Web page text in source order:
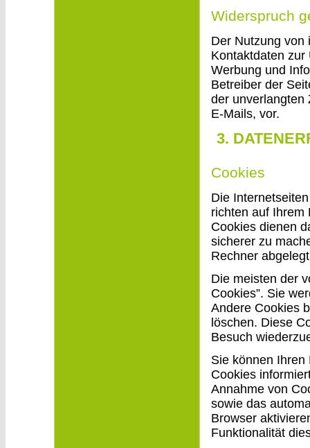
Widerspruch
Der Nutzung von
Kontaktdaten
Werbung und
Betreiber der
der unverlangten
E-Mails, vor.
3.
Cookies
Die
richten auf Ihrem
Cookies dienen
sicherer zu
Rechner
Die meisten der
Cookies”. Sie
Andere Cookies
löschen. Diese
Besuch
Sie können
Cookies
Annahme von
sowie das
Browser
Funktionalität